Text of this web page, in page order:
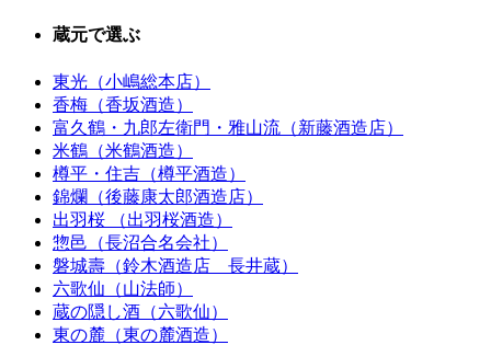
蔵元で選ぶ
東光（小嶋総本店）
香梅（香坂酒造）
富久鶴・九郎左衛門・雅山流（新藤酒造店）
米鶴（米鶴酒造）
樽平・住吉（樽平酒造）
錦爛（後藤康太郎酒造店）
出羽桜 （出羽桜酒造）
惣邑（長沼合名会社）
磐城壽（鈴木酒造店 長井蔵）
六歌仙（山法師）
蔵の隠し酒（六歌仙）
東の麓（東の麓酒造）